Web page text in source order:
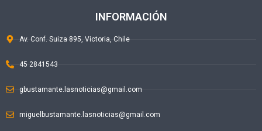
INFORMACIÓN
Av. Conf. Suiza 895, Victoria, Chile
45 2841543
gbustamante.lasnoticias@gmail.com
miguelbustamante.lasnoticias@gmail.com